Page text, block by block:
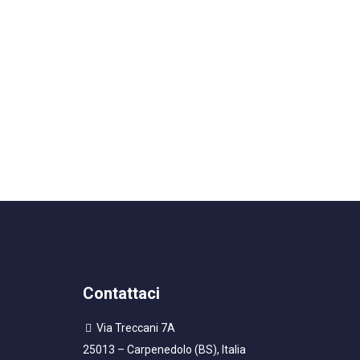
Contattaci
Via Treccani 7A
25013 – Carpenedolo (BS), Italia